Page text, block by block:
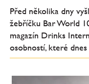
Před několika dny
žebříčku Bar World
magazín Drinks
osobností, které